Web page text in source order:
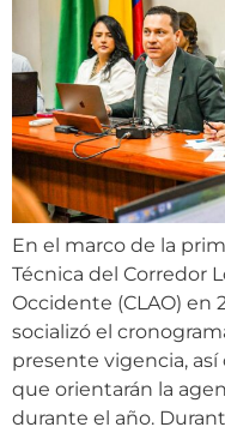
En el marco de la
Técnica del Corredor
Occidente (CLAO) en
socializó el
presente vigencia,
que orientarán la
durante el año.